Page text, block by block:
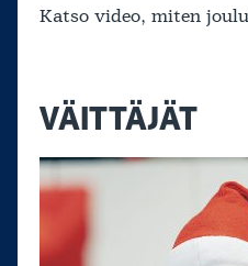
Katso video, miten
VÄITTÄJÄT